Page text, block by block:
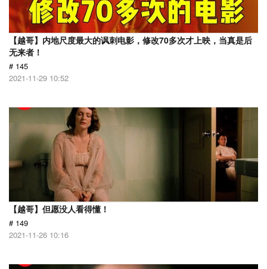
【越哥】内地尺度最大的讽刺电影，修改70多次才上映，当真是后
无来者！
# 145
2021-11-29 10:52
【越哥】但愿没人看得懂！
# 149
2021-11-26 10:16